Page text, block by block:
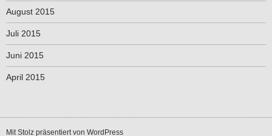
August 2015
Juli 2015
Juni 2015
April 2015
Mit Stolz präsentiert von WordPress